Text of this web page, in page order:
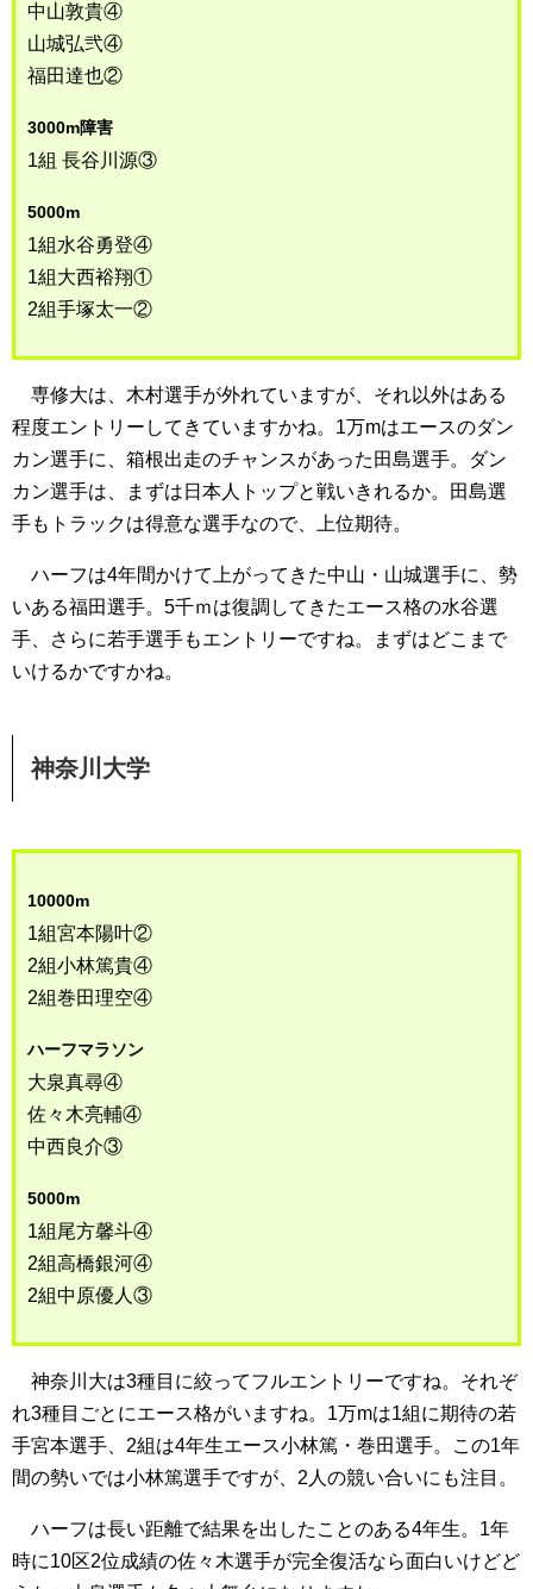
中山敦貴④
山城弘弐④
福田達也②
3000m障害
1組 長谷川源③
5000m
1組水谷勇登④
1組大西裕翔①
2組手塚太一②
専修大は、木村選手が外れていますが、それ以外はある
程度エントリーしてきていますかね。1万mはエースのダン
カン選手に、箱根出走のチャンスがあった田島選手。ダン
カン選手は、まずは日本人トップと戦いきれるか。田島選
手もトラックは得意な選手なので、上位期待。
ハーフは4年間かけて上がってきた中山・山城選手に、勢
いある福田選手。5千ｍは復調してきたエース格の水谷選
手、さらに若手選手もエントリーですね。まずはどこまで
いけるかですかね。
神奈川大学
10000m
1組宮本陽叶②
2組小林篤貴④
2組巻田理空④
ハーフマラソン
大泉真尋④
佐々木亮輔④
中西良介③
5000m
1組尾方馨斗④
2組高橋銀河④
2組中原優人③
神奈川大は3種目に絞ってフルエントリーですね。それぞ
れ3種目ごとにエース格がいますね。1万mは1組に期待の若
手宮本選手、2組は4年生エース小林篤・巻田選手。この1年
間の勢いでは小林篤選手ですが、2人の競い合いにも注目。
ハーフは長い距離で結果を出したことのある4年生。1年
時に10区2位成績の佐々木選手が完全復活なら面白いけどど